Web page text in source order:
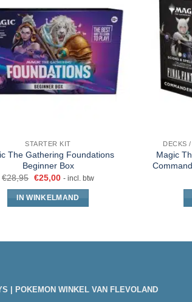
STARTER KIT
The Gathering Foundations
Beginner Box
€28,95 €25,00 - incl. btw
IN WINKELMAND
DECKS
Magic
| POKEMON WINKEL VAN FLEVOLAND